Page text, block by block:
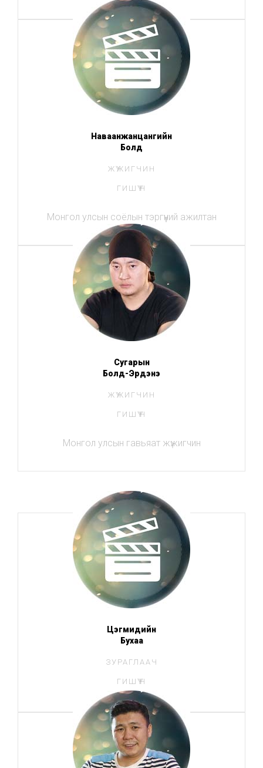
Наваанжанцангийн
Болд
ЖҮЖИГЧИН
ГИШҮҮН
Монгол улсын соёлын тэргүүний ажилтан
Сугарын
Болд-Эрдэнэ
ЖҮЖИГЧИН
ГИШҮҮН
Монгол улсын гавьяат жүжигчин
Цэгмидийн
Бухаа
ЗУРАГЛААЧ
ГИШҮҮН